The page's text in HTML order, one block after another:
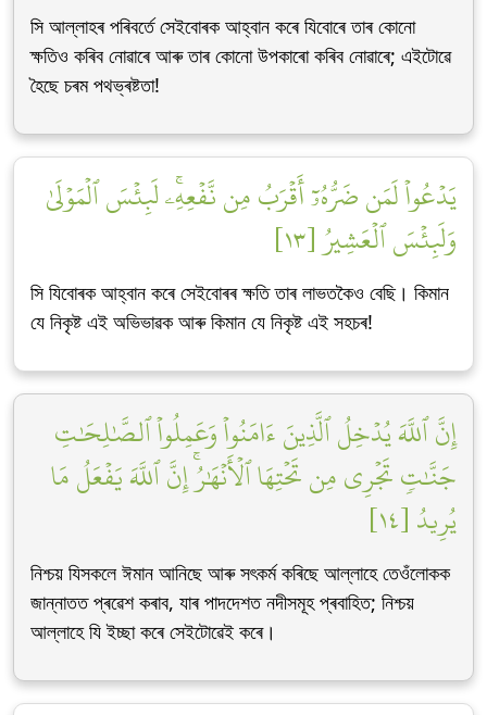
সি আল্লাহৰ পৰিবৰ্তে সেইবোৰক আহ্বান কৰে যিবোৰে তাৰ কোনো
ক্ষতিও কৰিব নোৱাৰে আৰু তাৰ কোনো উপকাৰো কৰিব নোৱাৰে; এইটোৱে
হৈছে চৰম পথভ্ৰষ্টতা!
يَدۡعُواْ لَمَن ضَرُّهُۥٓ أَقۡرَبُ مِن نَّفۡعِهِۦۚ لَبِئۡسَ ٱلۡمَوۡلَىٰ
وَلَبِئۡسَ ٱلۡعَشِيرُ [١٣]
সি যিবোৰক আহ্বান কৰে সেইবোৰৰ ক্ষতি তাৰ লাভতকৈও বেছি। কিমান
যে নিকৃষ্ট এই অভিভাৱক আৰু কিমান যে নিকৃষ্ট এই সহচৰ!
إِنَّ ٱللَّهَ يُدۡخِلُ ٱلَّذِينَ ءَامَنُواْ وَعَمِلُواْ ٱلصَّٰلِحَٰتِ
جَنَّٰتٖ تَجۡرِي مِن تَحۡتِهَا ٱلۡأَنۡهَٰرُۚ إِنَّ ٱللَّهَ يَفۡعَلُ مَا
يُرِيدُ [١٤]
নিশ্চয় যিসকলে ঈমান আনিছে আৰু সৎকৰ্ম কৰিছে আল্লাহে তেওঁলোকক
জান্নাতত প্ৰৱেশ কৰাব, যাৰ পাদদেশত নদীসমূহ প্ৰবাহিত; নিশ্চয়
আল্লাহে যি ইচ্ছা কৰে সেইটোৱেই কৰে।